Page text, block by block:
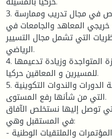
3. ضرورة إشراك أهل الاختصاص في مجال تدريب وممارسة
المعاهد والجامعات في
التي تشمل مجال التسيير
الرياضي.
4. تسخير الوسائل والأجهزة المتواجدة وزيادة تدعيمها
للمسيرين و المعاقين حركيا.
5. رفع مستوى الخبرات وذلك بإقامة الدورات والندوات التكوينية
التي من شأنها رفع المستوى.
توصل إليها نستخلص الآفاق
في المستقبل وهي:
- ضرورة مشاركة الطلبة في المؤتمرات والملتقيات الوطنية